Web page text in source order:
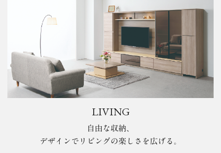
LIVING
自由な収納、
デザインでリビングの楽しさを広げる。